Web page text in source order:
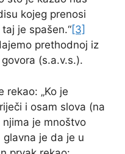
kojeg prenosi
je spašen.“[3]
prethodnoj iz
(s.a.v.s.).
rekao: „Ko je
i osam slova (na
njima je mnoštvo
je da je u